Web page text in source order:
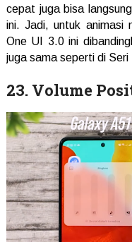
cepat juga bisa
ini. Jadi, untuk animasi
One UI 3.0 ini
juga sama seperti di
23. Volume